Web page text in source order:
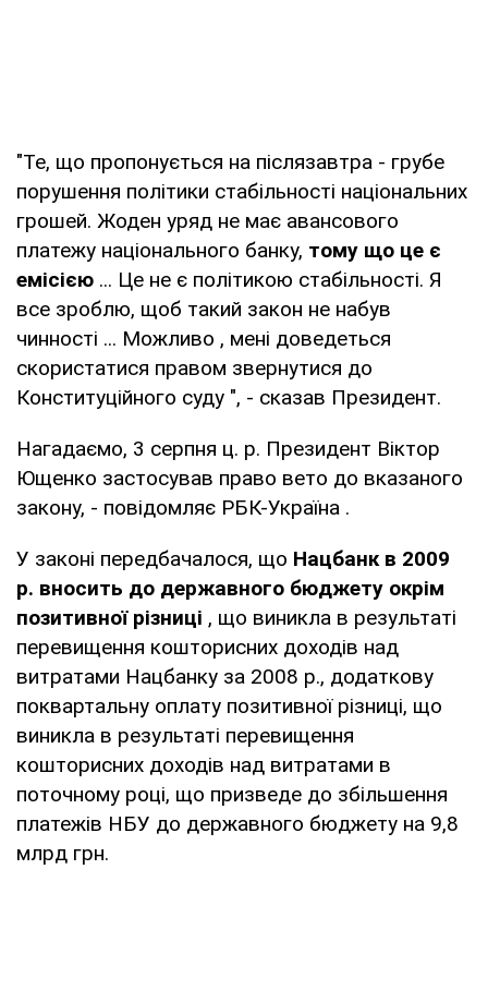
"Те, що пропонується на післязавтра - грубе
порушення політики стабільності національних
грошей. Жоден уряд не має авансового
платежу національного банку, тому що це є
емісією ... Це не є політикою стабільності. Я
все зроблю, щоб такий закон не набув
чинності ... Можливо , мені доведеться
скористатися правом звернутися до
Конституційного суду ", - сказав Президент.
Нагадаємо, 3 серпня ц. р. Президент Віктор
Ющенко застосував право вето до вказаного
закону, - повідомляє РБК-Україна .
У законі передбачалося, що Нацбанк в 2009
р. вносить до державного бюджету окрім
позитивної різниці , що виникла в результаті
перевищення кошторисних доходів над
витратами Нацбанку за 2008 р., додаткову
поквартальну оплату позитивної різниці, що
виникла в результаті перевищення
кошторисних доходів над витратами в
поточному році, що призведе до збільшення
платежів НБУ до державного бюджету на 9,8
млрд грн.